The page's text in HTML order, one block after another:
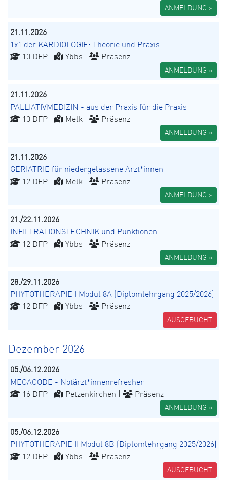
ANMELDUNG »
21.11.2026
1x1 der KARDIOLOGIE: Theorie und Praxis
10 DFP |
Ybbs | Präsenz
ANMELDUNG »
21.11.2026
PALLIATIVMEDIZIN - aus der Praxis für die Praxis
10 DFP |
Melk | Präsenz
ANMELDUNG »
21.11.2026
GERIATRIE für niedergelassene Ärzt*innen
12 DFP |
Melk | Präsenz
ANMELDUNG »
21./22.11.2026
INFILTRATIONSTECHNIK und Punktionen
12 DFP |
Ybbs | Präsenz
ANMELDUNG »
28./29.11.2026
PHYTOTHERAPIE I Modul 8A (Diplomlehrgang 2025/2026)
12 DFP |
Ybbs | Präsenz
AUSGEBUCHT
Dezember 2026
05./06.12.2026
MEGACODE - Notärzt*innenrefresher
16 DFP |
Petzenkirchen | Präsenz
ANMELDUNG »
05./06.12.2026
PHYTOTHERAPIE II Modul 8B (Diplomlehrgang 2025/2026)
12 DFP |
Ybbs | Präsenz
AUSGEBUCHT